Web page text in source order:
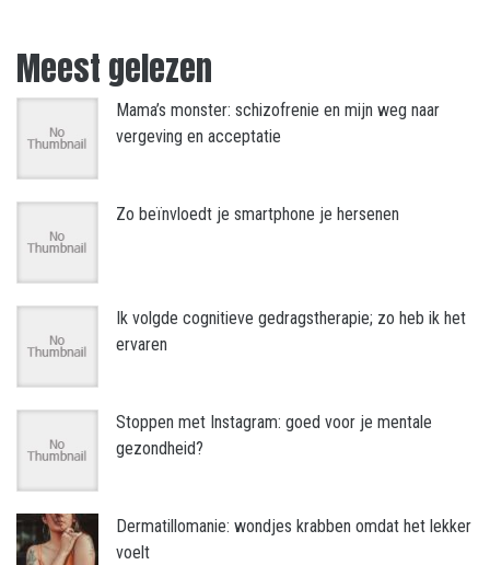
Meest gelezen
Mama’s monster: schizofrenie en mijn weg naar
vergeving en acceptatie
Zo beïnvloedt je smartphone je hersenen
Ik volgde cognitieve gedragstherapie; zo heb ik het
ervaren
Stoppen met Instagram: goed voor je mentale
gezondheid?
Dermatillomanie: wondjes krabben omdat het lekker
voelt